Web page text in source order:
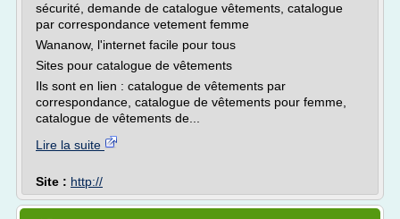
sécurité, demande de catalogue vêtements, catalogue
par correspondance vetement femme
Wananow, l'internet facile pour tous
Sites pour catalogue de vêtements
Ils sont en lien : catalogue de vêtements par
correspondance, catalogue de vêtements pour femme,
catalogue de vêtements de...
Lire la suite
Site : http://